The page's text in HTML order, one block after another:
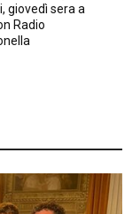
giovedì sera a
Radio